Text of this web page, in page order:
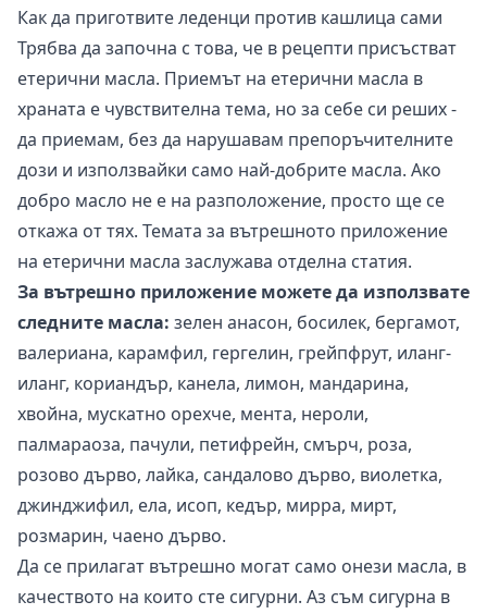
Как да приготвите леденци против кашлица сами
Трябва да започна с това, че в рецепти присъстват
етерични масла. Приемът на етерични масла в
храната е чувствителна тема, но за себе си реших -
да приемам, без да нарушавам препоръчителните
дози и използвайки само най-добрите масла. Ако
добро масло не е на разположение, просто ще се
откажа от тях. Темата за вътрешното приложение
на етерични масла заслужава отделна статия.
За вътрешно приложение можете да използвате
следните масла: зелен анасон, босилек, бергамот,
валериана, карамфил, гергелин, грейпфрут, иланг-
иланг, кориандър, канела, лимон, мандарина,
хвойна, мускатно орехче, мента, нероли,
палмараоза, пачули, петифрейн, смърч, роза,
розово дърво, лайка, сандалово дърво, виолетка,
джинджифил, ела, исоп, кедър, мирра, мирт,
розмарин, чаено дърво.
Да се прилагат вътрешно могат само онези масла, в
качеството на които сте сигурни. Аз съм сигурна в